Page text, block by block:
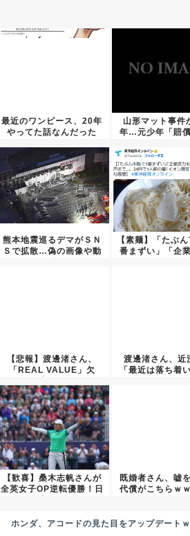
最近のワンピース、20年
やってた話なんだった
山形マット事件
年…元少年「賠
熊本地震巡るデマがＳＮ
Ｓで拡散…偽の画像や動
【素麺】「たぶ
番まずい」「企
【悲報】渡邊渚さん、
「REAL VALUE」欠
渡邊渚さん、近
「最近は落ち着
【歓喜】桑木志帆さんが
全英女子OP逆転優勝！日
既婚者さん、嘘
代償がこちらｗ
ホンダ、アコードの見た目をアップデート